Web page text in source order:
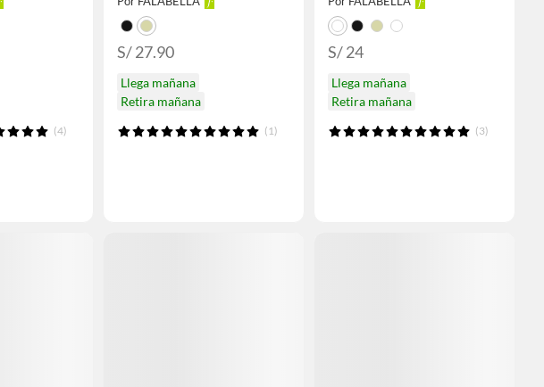
(4)
S/ 27.90
Llega mañana
Retira mañana
(1)
S/ 24
Llega mañana
Retira mañana
(3)